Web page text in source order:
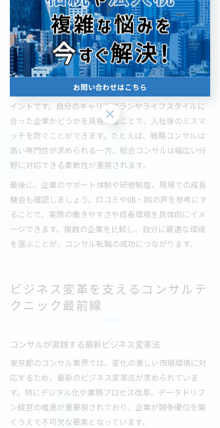
明確にすることが必要です。まず、企業の事業領域や強
み、案件の多様性などをしっかりと調査しましょう。東
京都内には大手から中小、外資系、日系まで多様なコン
サル会社が存在しており、それぞれの特徴を理解するこ
とが大切です。
また、働き方やキャリアパス、評価制度なども重要なポ
イントです。自分のキャリアプランやライフスタイルに
合った企業かどうかを見極めることで、入社後のミスマ
ッチを防ぐことができます。たとえば、戦略コンサルは
高い専門性が求められる一方、総合コンサルは幅広い分
野に対応できる柔軟性が重視されます。
最後に、企業のサポート体制や研修制度、現場での成長
機会も確認しましょう。口コミやOB・OGの声を参考にす
ることで、実際の働きやすさや成長環境を具体的にイメ
ージできます。複数の企業を比較し、自分に最適な環境
を選ぶことが、コンサル転職の成功につながります。
ビジネス変革を支えるコンサルテ
クニック最前線
コンサルが実践する最新ビジネス変革法
東京都のコンサル業界では、変化の激しい市場環境に対
応するため、最新のビジネス変革法が求められていま
す。特にデジタル化や業務プロセス改革、データドリブ
ン経営の推進が重要視されており、企業が競争優位を築
くうえで不可欠な要素となっています。
お問い合わせはこちら
お問い合わせはこちら